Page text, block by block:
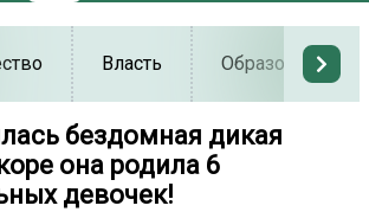
Власть Образование
бездомная дикая
она родила 6
девочек!